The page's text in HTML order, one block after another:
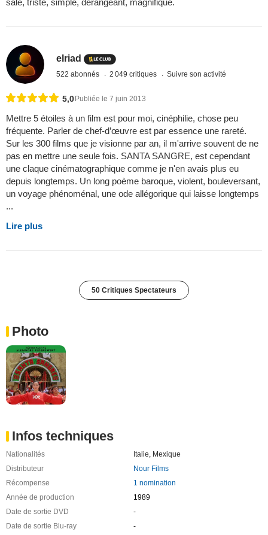
sale, triste, simple, dérangeant, magnifique.
elriad
522 abonnés 2 049 critiques Suivre son activité
5,0Publiée le 7 juin 2013
Mettre 5 étoiles à un film est pour moi, cinéphilie, chose peu
fréquente. Parler de chef-d’œuvre est par essence une rareté.
Sur les 300 films que je visionne par an, il m'arrive souvent de ne
pas en mettre une seule fois. SANTA SANGRE, est cependant
une claque cinématographique comme je n'en avais plus eu
depuis longtemps. Un long poème baroque, violent, bouleversant,
un voyage phénoménal, une ode allégorique qui laisse longtemps
...
Lire plus
50 Critiques Spectateurs
Photo
Infos techniques
Nationalités Italie, Mexique
Distributeur
Nour Films
Récompense
1 nomination
Année de production
1989
Date de sortie DVD
-
Date de sortie Blu-ray
-